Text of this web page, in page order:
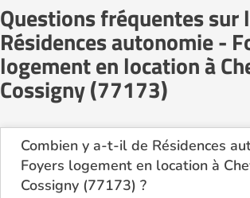
Questions fréquentes sur
Résidences autonomie -
logement en location à
Cossigny (77173)
Combien y a-t-il de Résidences
Foyers logement en location à
Cossigny (77173) ?